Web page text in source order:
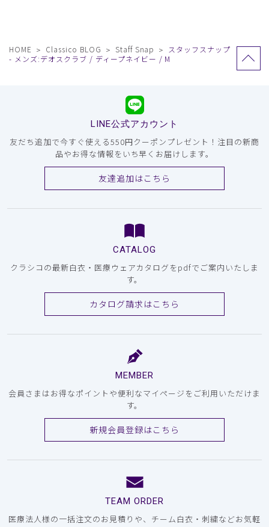
HOME Classico BLOG Staff Snap
スタッフスナップ
- メンズ:デオスクラブ / ディープネイビー / M
LINE公式アカウント
友だち追加で今すぐ使える550円クーポンプレゼント！注目の新商
品やお得な情報をいち早くお届けします。
友達追加はこちら
CATALOG
クラシコの最新白衣・医療ウェアカタログをpdfでご案内いたしま
す。
カタログ請求はこちら
MEMBER
会員さまはお得なポイントや便利なマイページをご利用いただけま
す。
新規会員登録はこちら
TEAM ORDER
医療法人様の一括注文のお見積りや、チーム白衣・刺繍などお気軽